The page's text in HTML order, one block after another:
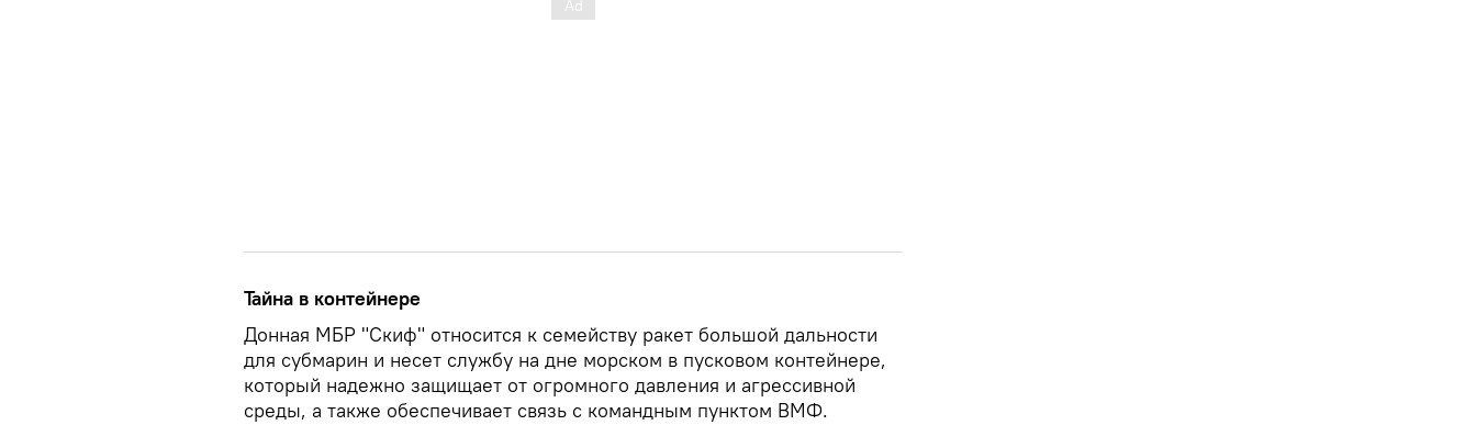
Тайна в контейнере
Донная МБР "Скиф" относится к семейству ракет большой дальности
для субмарин и несет службу на дне морском в пусковом контейнере,
который надежно защищает от огромного давления и агрессивной
среды, а также обеспечивает связь с командным пунктом ВМФ.